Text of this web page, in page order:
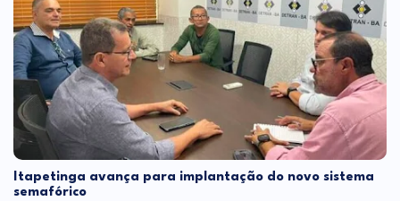
Itapetinga avança para implantação do novo sistema
semafórico